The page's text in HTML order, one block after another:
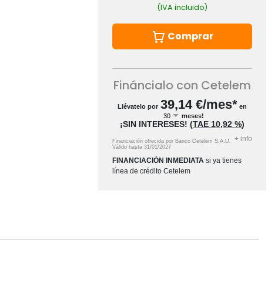
(IVA incluido)
Comprar
Fináncialo con Cetelem
Llévatelo por 39,14€/mes* en
meses!
¡SIN INTERESES!(TAE10,92 %)
Financiación ofrecida por Banco Cetelem S.A.U.
Válido hasta31/01/2027
+ info
FINANCIACIÓN INMEDIATA si ya tienes
línea de crédito Cetelem